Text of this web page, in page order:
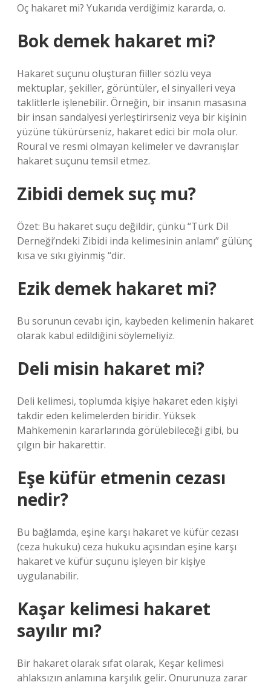
Oç hakaret mi? Yukarıda verdiğimiz kararda, o.
Bok demek hakaret mi?
Hakaret suçunu oluşturan fiiller sözlü veya
mektuplar, şekiller, görüntüler, el sinyalleri veya
taklitlerle işlenebilir. Örneğin, bir insanın masasına
bir insan sandalyesi yerleştirirseniz veya bir kişinin
yüzüne tükürürseniz, hakaret edici bir mola olur.
Roural ve resmi olmayan kelimeler ve davranışlar
hakaret suçunu temsil etmez.
Zibidi demek suç mu?
Özet: Bu hakaret suçu değildir, çünkü “Türk Dil
Derneği’ndeki Zibidi inda kelimesinin anlamı” gülünç
kısa ve sıkı giyinmiş “dir.
Ezik demek hakaret mi?
Bu sorunun cevabı için, kaybeden kelimenin hakaret
olarak kabul edildiğini söylemeliyiz.
Deli misin hakaret mi?
Deli kelimesi, toplumda kişiye hakaret eden kişiyi
takdir eden kelimelerden biridir. Yüksek
Mahkemenin kararlarında görülebileceği gibi, bu
çılgın bir hakarettir.
Eşe küfür etmenin cezası
nedir?
Bu bağlamda, eşine karşı hakaret ve küfür cezası
(ceza hukuku) ceza hukuku açısından eşine karşı
hakaret ve küfür suçunu işleyen bir kişiye
uygulanabilir.
Kaşar kelimesi hakaret
sayılır mı?
Bir hakaret olarak sıfat olarak, Keşar kelimesi
ahlaksızın anlamına karşılık gelir. Onurunuza zarar